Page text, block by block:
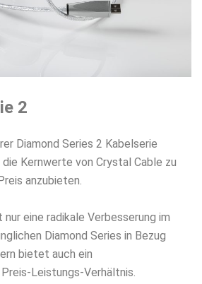
2
Diamond Series 2 Kabelserie
Kernwerte von Crystal Cable zu
anzubieten.
eine radikale Verbesserung im
Diamond Series in Bezug
bietet auch ein
Leistungs-Verhältnis.